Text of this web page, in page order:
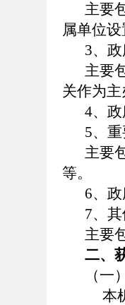
主要
属单位
3、
主要
关作为
4、
5、
主要
等。
6、
7、
主要
二、
（一
本